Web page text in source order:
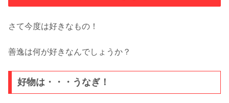
さて今度は好きなもの！
善逸は何が好きなんでしょうか？
好物は・・・うなぎ！